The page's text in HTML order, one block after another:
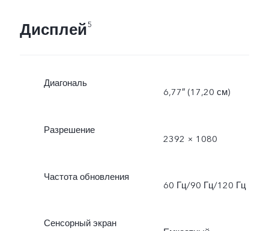
Дисплей5
Диагональ
6,77″ (17,20 см)
Разрешение
2392 × 1080
Частота обновления
60 Гц/90 Гц/120 Гц
Сенсорный экран